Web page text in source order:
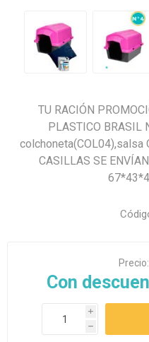
TU RACIÓN
PLASTICO BRASIL
colchoneta(COL04),salsa
CASILLAS SE
Precio:
Con
i
h